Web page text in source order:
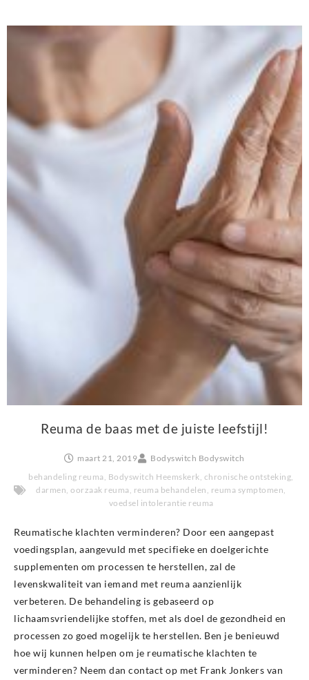
Reuma de baas met de juiste leefstijl!
maart 21, 2019
Bodyswitch Bodyswitch
behandeling reuma , Bodyswitch Heemskerk, chronische ontsteking,
darmen,oorzaak reuma , reuma behandelen , reuma symptomen,
voedsel intolerantie reuma
Reumatische klachten verminderen? Door een aangepast
voedingsplan, aangevuld met specifieke en doelgerichte
supplementen om processen te herstellen, zal de
levenskwaliteit van iemand met reuma aanzienlijk
verbeteren. De behandeling is gebaseerd op
lichaamsvriendelijke stoffen, met als doel de gezondheid en
processen zo goed mogelijk te herstellen. Ben je benieuwd
hoe wij kunnen helpen om je reumatische klachten te
verminderen? Neem dan contact op met Frank Jonkers van